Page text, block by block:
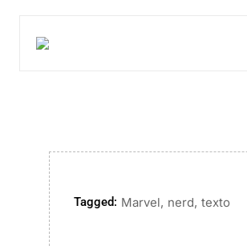
Tagged: Marvel, nerd, texto